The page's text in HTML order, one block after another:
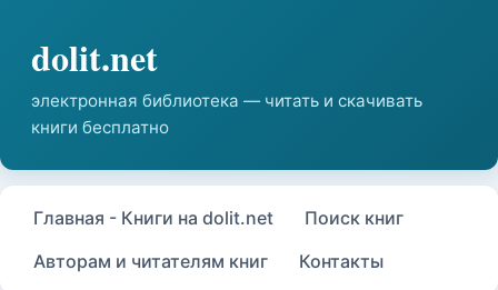
Главная - Книги на dolit.net
Поиск книг
Авторам и читателям книг
Контакты